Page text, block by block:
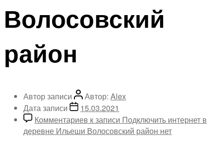
Волосовский
район
Автор записи Автор: Alex
Дата записи
15.03.2021
Комментариев к записи Подключить интернет в
деревне Ильеши Волосовский район нет